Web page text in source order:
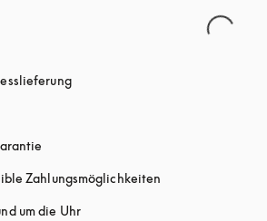
öffnet sich in einem neuen Tab
Zahlungsmöglichkeiten
um die Uhröffnet sich in einem neuen Tab